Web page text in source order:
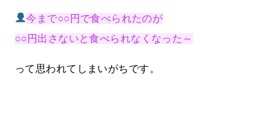
今まで○○円で食べられたのが
○○円出さないと食べられなくなった～
って思われてしまいがちです。